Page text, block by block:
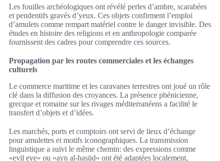
Les fouilles archéologiques ont révélé perles d’ambre, scarabées
et pendentifs gravés d’yeux. Ces objets confirment l’emploi
d’amulets comme rempart matériel contre le danger invisible. Des
études en histoire des religions et en anthropologie comparée
fournissent des cadres pour comprendre ces sources.
Propagation par les routes commerciales et les échanges
culturels
Le commerce maritime et les caravanes terrestres ont joué un rôle
clé dans la diffusion des croyances. La présence phénicienne,
grecque et romaine sur les rivages méditerranéens a facilité le
transfert d’objets et d’idées.
Les marchés, ports et comptoirs ont servi de lieux d’échange
pour amulettes et motifs iconographiques. La transmission
linguistique a suivi le même chemin: des expressions comme
«evil eye» ou «ayn al-ḥasūd» ont été adaptées localement,